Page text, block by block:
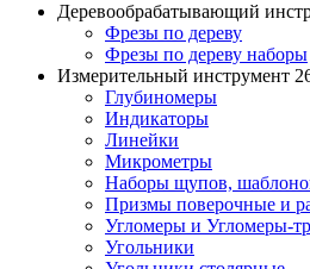
Деревообрабатывающий
Фрезы по дереву
Фрезы по дереву наборы
Измерительный инструмент
Глубиномеры
Индикаторы
Линейки
Микрометры
Наборы щупов,
Призмы поверочные и
Угломеры и Угломеры-
Угольники